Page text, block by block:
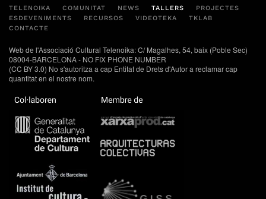
TELENOIKA COMUNITAT NEWS TALLERS
PROJECTES
ESDEVENIMENTS
RECURSOS VIDEOTEKA
TKLAB
CONTACTE
Web de l'Associació Cultural Telenoika: C/ Magalhes, 54, baix (Poble Sec)
08004-BARCELONA - NO FIX PHONE NUMBER
(CC BY 3.0) No s'autoritza a cap Entitat de Drets d'Autor a reclamar cap
quantitat en el nostre nom.